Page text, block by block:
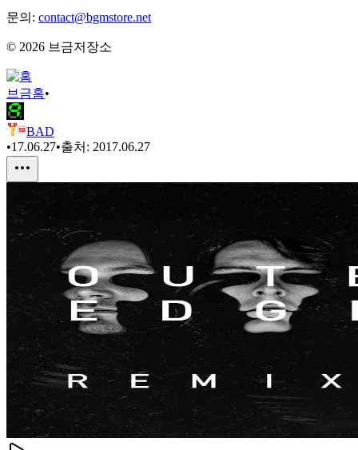
문의: contact@bgmstore.net
© 2026 브금저장소
브금홈•
BAD
•17.06.27•출처: 2017.06.27